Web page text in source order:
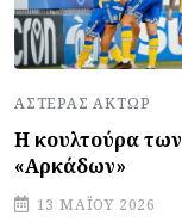
ΑΣΤΈΡΑΣ ΆΚΤΩΡ
Η κουλτούρα των
«Αρκάδων»
13 ΜΑΪ́ΟΥ 2026